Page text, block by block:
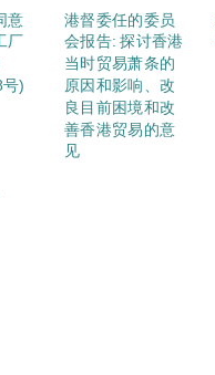
意
厂
)
港督委任的委员
会报告: 探讨香港
当时贸易萧条的
原因和影响、改
良目前困境和改
善香港贸易的意
见